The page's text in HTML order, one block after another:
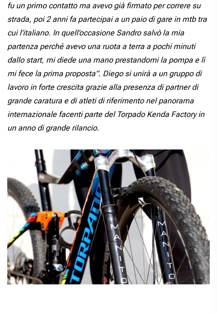
fu un primo contatto ma avevo già firmato per correre su
strada, poi 2 anni fa partecipai a un paio di gare in mtb tra
cui l’italiano. In quell’occasione Sandro salvò la mia
partenza perché avevo una ruota a terra a pochi minuti
dallo start, mi diede una mano prestandomi la pompa e lì
mi fece la prima proposta”. Diego si unirà a un gruppo di
lavoro in forte crescita grazie alla presenza di partner di
grande caratura e di atleti di riferimento nel panorama
internazionale facenti parte del Torpado Kenda Factory in
un anno di grande rilancio.